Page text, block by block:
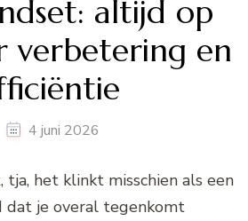
altijd op
verbetering en
4 juni 2026
tja, het klinkt misschien als een
dat je overal tegenkomt